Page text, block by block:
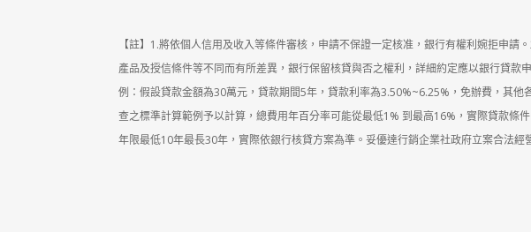
【註】1.將依個人信用及收入等條件審核，申請不保證一定核准，銀行有權利婉拒申
產品及授信條件等不同而有所差異，銀行保留核貸與否之權利，詳細約定應以銀行貸
例：假設貸款金額為30萬元，貸款期間5年，貸款利率為3.50%~6.25%，免辦費，其
查之標準計算範例予以計算，總費用年百分率可能從最低1% 到最高16%，實際貸款
年限最低10年最長30年，實際依銀行核貸方案為準。妥優達行銷企業社政府立案合法經